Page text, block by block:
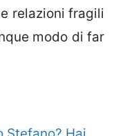
relazioni fragili
modo di far